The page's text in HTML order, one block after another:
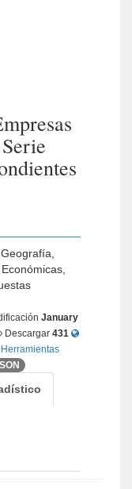
January
Descargar 431